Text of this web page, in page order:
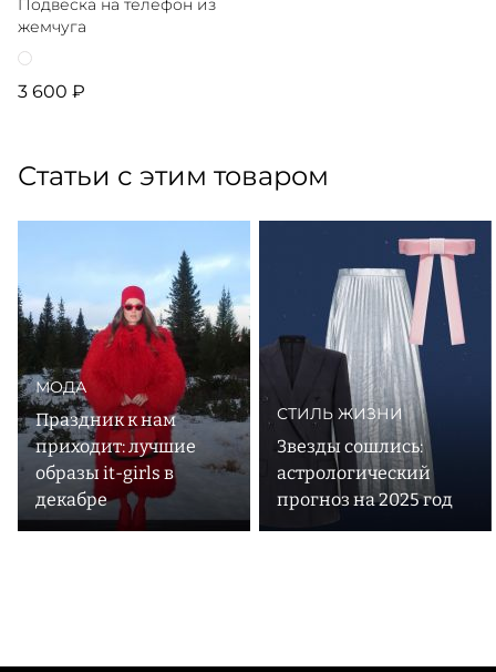
Подвеска на телефон из
жемчуга
3 600 ₽
Статьи с этим товаром
МОДА
Праздник к нам
приходит: лучшие
образы it-girls в
декабре
СТИЛЬ ЖИЗНИ
Звезды сошлись:
астрологический
прогноз на 2025 год